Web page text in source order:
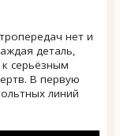
нет и
деталь,
серьёзным
В первую
линий